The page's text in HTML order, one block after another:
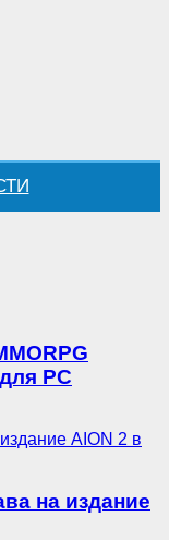
PC
на издание